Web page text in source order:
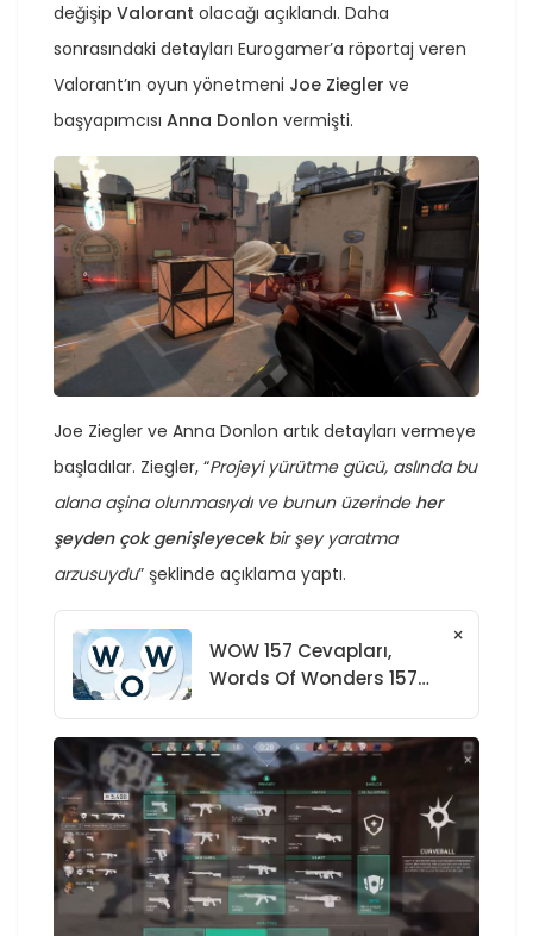
değişip Valorant olacağı açıklandı. Daha
sonrasındaki detayları Eurogamer’a röportaj veren
Valorant’ın oyun yönetmeni Joe Ziegler ve
başyapımcısı Anna Donlon vermişti.
Joe Ziegler ve Anna Donlon artık detayları vermeye
başladılar. Ziegler, “Projeyi yürütme gücü, aslında bu
alana aşina olunmasıydı ve bunun üzerinde her
şeyden çok genişleyecekbir şey yaratma
arzusuydu” şeklinde açıklama yaptı.
WOW 157 Cevapları,
Words Of Wonders 157
×